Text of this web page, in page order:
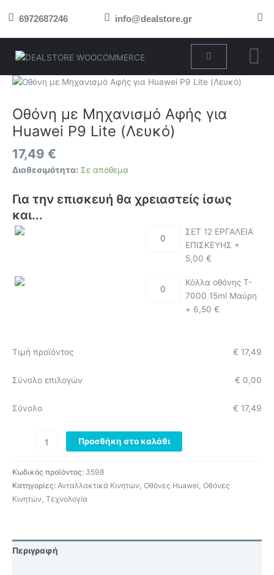
στο 6972687246 info@dealstore.gr
Cart
Οθόνη με Μηχανισμό Αφής για
Huawei P9 Lite (Λευκό)
17,49 €
Διαθεσιμότητα: Σε απόθεμα
Για την επισκευή θα χρειαστείς ίσως
και...
ΣΕΤ 12 ΕΡΓΑΛΕΙΑ
ΕΠΙΣΚΕΥΗΣ +
5,00 €
Κόλλα οθόνης T-
7000 15ml Μαύρη
+ 6,50 €
Τιμή προϊόντος 17,49
€
Σύνολο επιλογών 0,00
€
Σύνολο 17,49
€
Οθόνη
Μηχανισμό
Αφής
για
Huawei
Lite
ποσότητα
Προσθήκη στο καλάθι
Κωδικός προϊόντος: 3598
Κατηγορίες: Ανταλλακτικά Κινητών, Οθόνες Huawei, Οθόνες
Κινητών, Τεχνολογία
Περιγραφή